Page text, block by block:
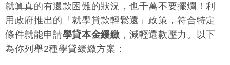
就算真的有還款困難的狀況，也千萬不要擺爛！利
用政府推出的「就學貸款輕鬆還」政策，符合特定
條件就能申請學貸本金緩繳 ，減輕還款壓力。以下
為你列舉2種學貸緩繳方案：